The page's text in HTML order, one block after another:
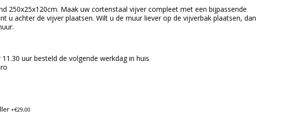
250x25x120cm. Maak uw cortenstaal vijver compleet met een bijpassende
u achter de vijver plaatsen. Wilt u de muur liever op de vijverbak plaatsen, dan
uur besteld de volgende werkdag in huis
+€29,00